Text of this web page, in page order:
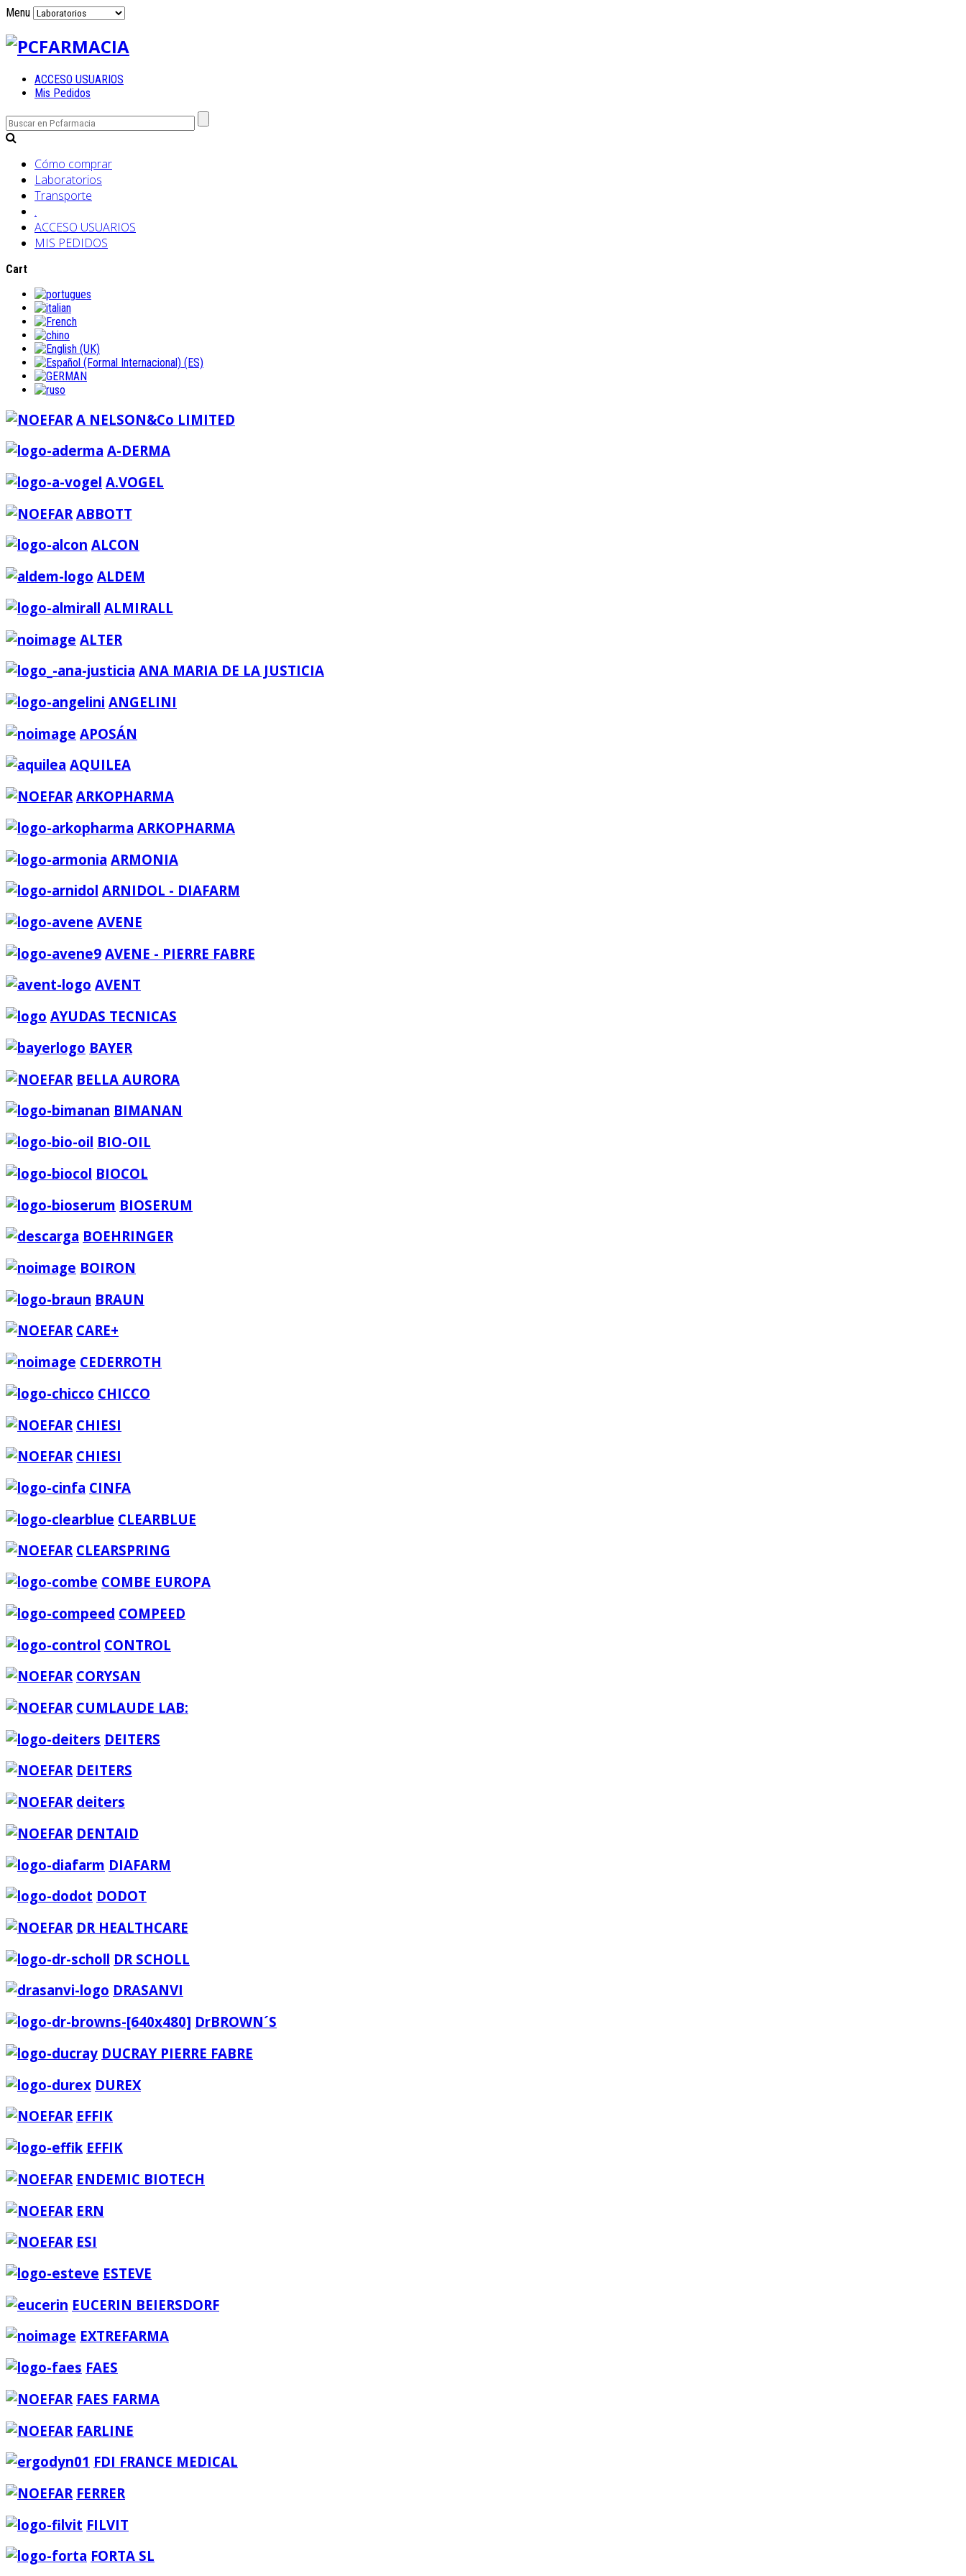
Menu
ACCESO USUARIOS
Mis Pedidos
Cómo comprar
Laboratorios
Transporte
.
ACCESO USUARIOS
MIS PEDIDOS
Cart
A NELSON&Co LIMITED
A-DERMA
A.VOGEL
ABBOTT
ALCON
ALDEM
ALMIRALL
ALTER
ANA MARIA DE LA JUSTICIA
ANGELINI
APOSÁN
AQUILEA
ARKOPHARMA
ARKOPHARMA
ARMONIA
ARNIDOL - DIAFARM
AVENE
AVENE - PIERRE FABRE
AVENT
AYUDAS TECNICAS
BAYER
BELLA AURORA
BIMANAN
BIO-OIL
BIOCOL
BIOSERUM
BOEHRINGER
BOIRON
BRAUN
CARE+
CEDERROTH
CHICCO
CHIESI
CHIESI
CINFA
CLEARBLUE
CLEARSPRING
COMBE EUROPA
COMPEED
CONTROL
CORYSAN
CUMLAUDE LAB:
DEITERS
DEITERS
deiters
DENTAID
DIAFARM
DODOT
DR HEALTHCARE
DR SCHOLL
DRASANVI
DrBROWN´S
DUCRAY PIERRE FABRE
DUREX
EFFIK
EFFIK
ENDEMIC BIOTECH
ERN
ESI
ESTEVE
EUCERIN BEIERSDORF
EXTREFARMA
FAES
FAES FARMA
FARLINE
FDI FRANCE MEDICAL
FERRER
FILVIT
FORTA SL